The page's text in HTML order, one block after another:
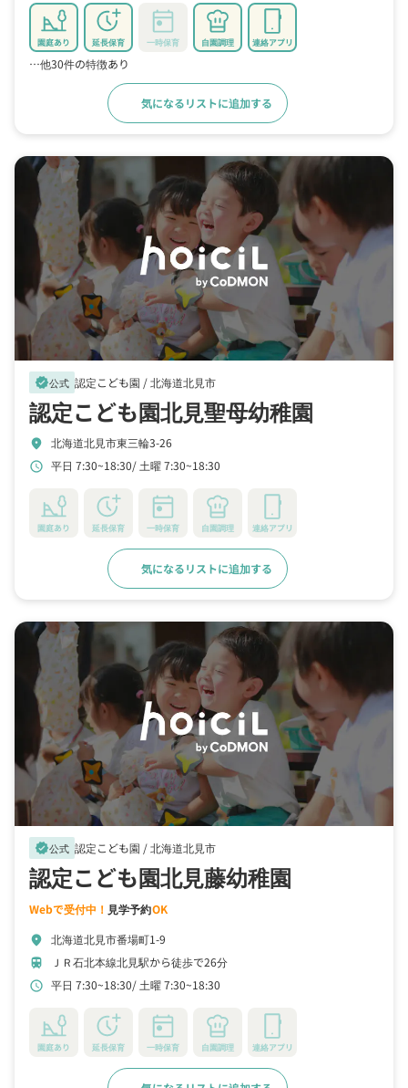
園庭あり 延長保育 一時保育 自園調理 連絡アプリ
…他30件の特徴あり
気になるリストに追加する
verified公式 認定こども園 /北海道北見市
認定こども園北見聖母幼稚園
location_on 北海道北見市東三輪3-26
schedule 平日 7:30~18:30 土曜 7:30~18:30
園庭あり 延長保育 一時保育 自園調理 連絡アプリ
気になるリストに追加する
verified公式 認定こども園 /北海道北見市
認定こども園北見藤幼稚園
Webで受付中！ 見学予約OK
location_on 北海道北見市番場町1-9
train ＪＲ石北本線北見駅から徒歩で26分
schedule 平日 7:30~18:30 土曜 7:30~18:30
園庭あり 延長保育 一時保育 自園調理 連絡アプリ